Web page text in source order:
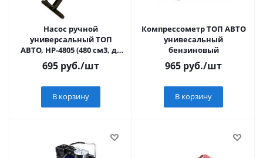
Насос ручной
универсальный ТОП
АВТО, НР-4805 (480 см3, до
5 АТМ), метал., 3 насадки,
в пакете с клап
695 руб./шт
В корзину
Компрессометр ТОП АВТО
унивесальный
бензиновый
965 руб./шт
В корзину